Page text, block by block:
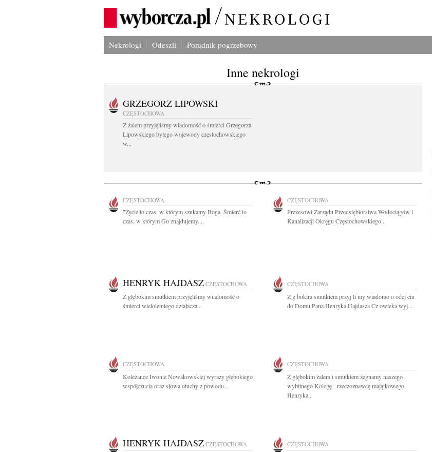
Nekrologi Odeszli Poradnik pogrzebowy
Inne nekrologi
GRZEGORZ LIPOWSKI
CZĘSTOCHOWA
Z żalem przyjęliśmy wiadomość o śmierci Grzegorza
Lipowskiego byłego wojewody częstochowskiego
w...
CZĘSTOCHOWA
"Życie to czas, w którym szukamy Boga. Śmierć to
czas, w którym Go znajdujemy....
CZĘSTOCHOWA
Prezesowi Zarządu Przedsiębiorstwa Wodociągów i
Kanalizacji Okręgu Częstochowskiego...
HENRYK HAJDASZ CZĘSTOCHOWA
Z głębokim smutkiem przyjęliśmy wiadomość o
śmierci wieloletniego działacza...
CZĘSTOCHOWA
Z g bokim smutkiem przyj li my wiadomo o odej ciu
do Domu Pana Henryka Hajdasza Cz owieka wyj...
CZĘSTOCHOWA
Koleżance Iwonie Nowakowskiej wyrazy głębokiego
współczucia oraz słowa otuchy z powodu...
CZĘSTOCHOWA
Z głębokim żalem i smutkiem żegnamy naszego
wybitnego Kolegę - rzeczoznawcę majątkowego
Henryka...
HENRYK HAJDASZ CZĘSTOCHOWA CZĘSTOCHOWA